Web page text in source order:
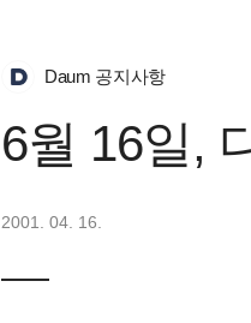
Daum 공지사항
6월 16일,
2001. 04. 16.